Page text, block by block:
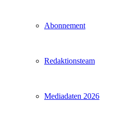
Abonnement
Redaktionsteam
Mediadaten 2026